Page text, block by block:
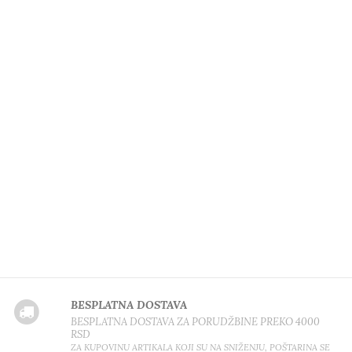
BESPLATNA DOSTAVA
BESPLATNA DOSTAVA ZA PORUDŽBINE PREKO 4000
RSD
ZA KUPOVINU ARTIKALA KOJI SU NA SNIŽENJU, POŠTARINA SE